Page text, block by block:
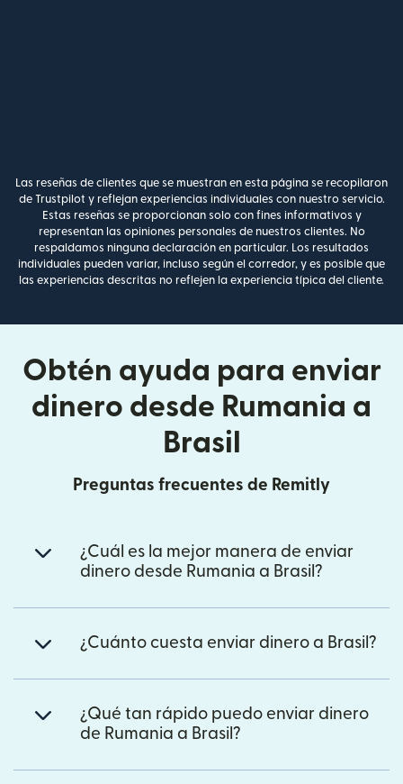
Las reseñas de clientes que se muestran en esta página se recopilaron
de Trustpilot y reflejan experiencias individuales con nuestro servicio.
Estas reseñas se proporcionan solo con fines informativos y
representan las opiniones personales de nuestros clientes. No
respaldamos ninguna declaración en particular. Los resultados
individuales pueden variar, incluso según el corredor, y es posible que
las experiencias descritas no reflejen la experiencia típica del cliente.
Obtén ayuda para enviar
dinero desde Rumania a
Brasil
Preguntas frecuentes de Remitly
¿Cuál es la mejor manera de enviar
dinero desde Rumania a Brasil?
¿Cuánto cuesta enviar dinero a Brasil?
¿Qué tan rápido puedo enviar dinero
de Rumania a Brasil?